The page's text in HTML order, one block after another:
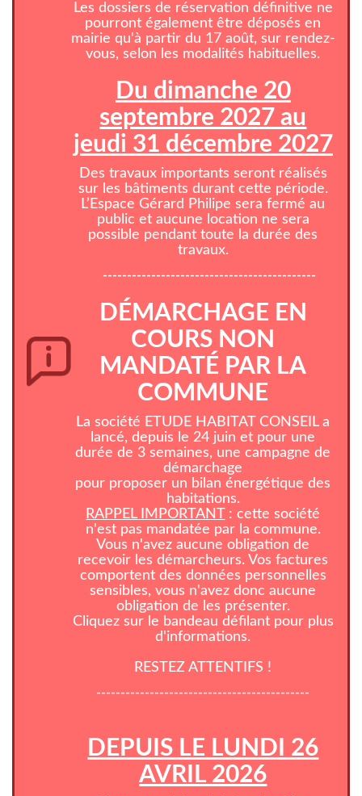
Les dossiers de réservation définitive ne
pourront également être déposés en
mairie qu'à partir du 17 août, sur rendez-
vous, selon les modalités habituelles.
Du dimanche 20
septembre 2027 au
jeudi 31 décembre 2027
Des travaux importants seront réalisés
sur les bâtiments durant cette période.
L’Espace Gérard Philipe sera fermé au
public et aucune location ne sera
possible pendant toute la durée des
travaux.
--------------------------------------------
DÉMARCHAGE EN
COURS NON
MANDATÉ PAR LA
COMMUNE
La société ETUDE HABITAT CONSEIL a
lancé, depuis le 24 juin et pour une
durée de 3 semaines, une campagne de
démarchage
pour proposer un bilan énergétique des
habitations.
RAPPEL IMPORTANT : cette société
n'est pas mandatée par la commune.
Vous n'avez aucune obligation de
recevoir les démarcheurs. Vos factures
comportent des données personnelles
sensibles, vous n'avez donc aucune
obligation de les présenter.
Cliquez sur le bandeau défilant pour plus
d'informations.
RESTEZ ATTENTIFS !
--------------------------------------------
DEPUIS LE LUNDI 26
AVRIL 2026